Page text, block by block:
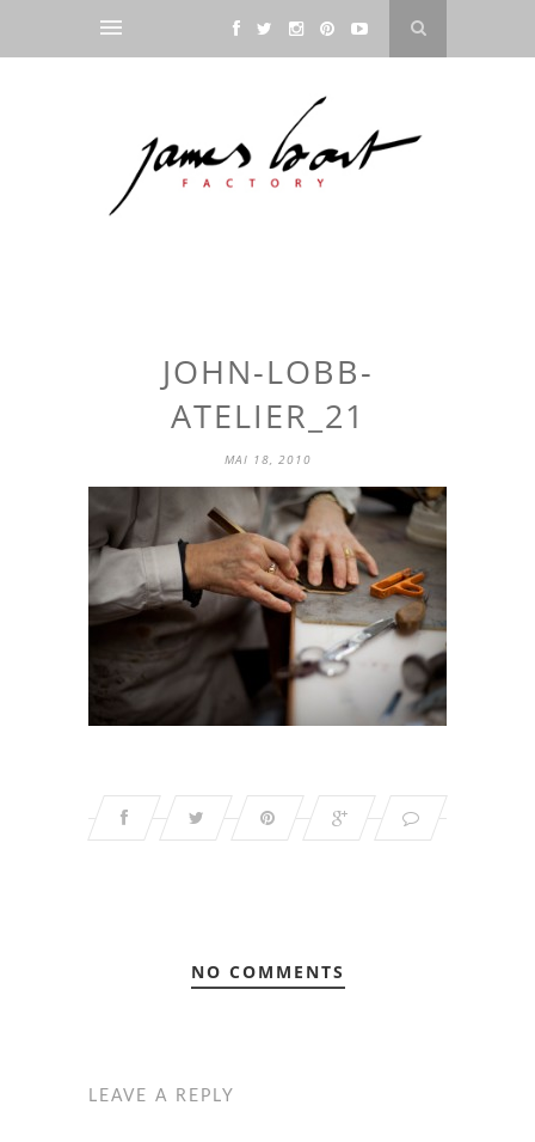
JOHN-LOBB-
ATELIER_21
MAI 18, 2010
NO COMMENTS
LEAVE A REPLY